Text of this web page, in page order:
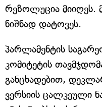
რეზოლუცია მიიღეს.
ნიშნად დატოვეს.
პარლამენტის
კომიტეტის
განცხადებით,
ვერსიის ცალკეული